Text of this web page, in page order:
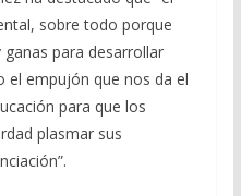
sobre todo porque
para desarrollar
el empujón que nos da el
para que los
plasmar sus